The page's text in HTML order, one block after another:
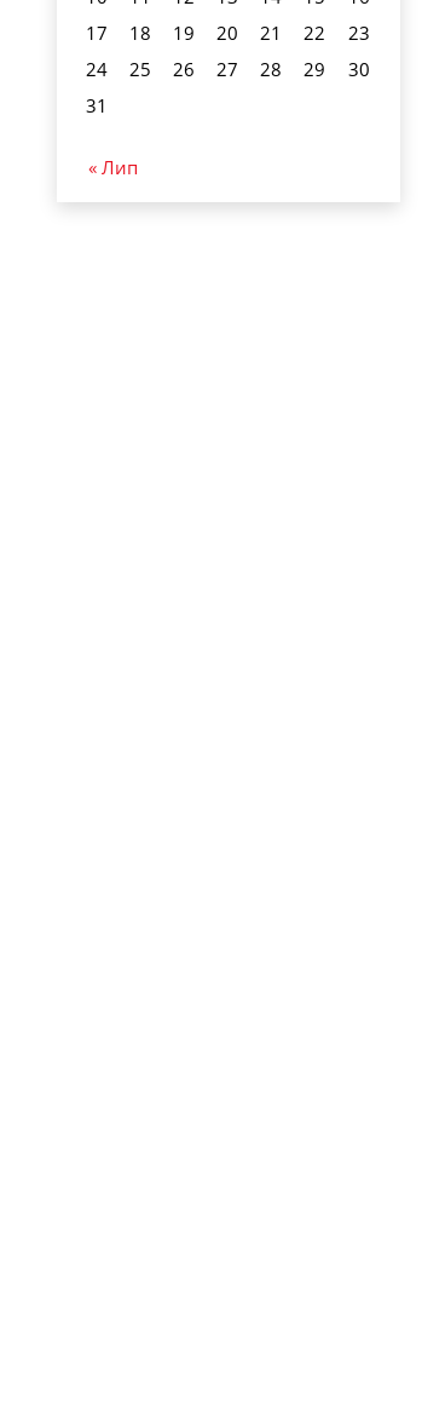
17
18 19 20 21 22
23
24
25 26 27 28 29
30
31
« Лип